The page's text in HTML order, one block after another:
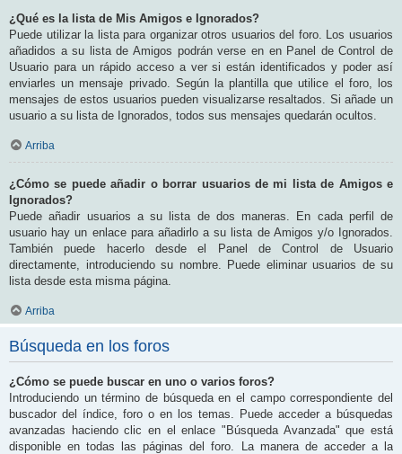
¿Qué es la lista de Mis Amigos e Ignorados?
Puede utilizar la lista para organizar otros usuarios del foro. Los usuarios
añadidos a su lista de Amigos podrán verse en en Panel de Control de
Usuario para un rápido acceso a ver si están identificados y poder así
enviarles un mensaje privado. Según la plantilla que utilice el foro, los
mensajes de estos usuarios pueden visualizarse resaltados. Si añade un
usuario a su lista de Ignorados, todos sus mensajes quedarán ocultos.
Arriba
¿Cómo se puede añadir o borrar usuarios de mi lista de Amigos e
Ignorados?
Puede añadir usuarios a su lista de dos maneras. En cada perfil de
usuario hay un enlace para añadirlo a su lista de Amigos y/o Ignorados.
También puede hacerlo desde el Panel de Control de Usuario
directamente, introduciendo su nombre. Puede eliminar usuarios de su
lista desde esta misma página.
Arriba
Búsqueda en los foros
¿Cómo se puede buscar en uno o varios foros?
Introduciendo un término de búsqueda en el campo correspondiente del
buscador del índice, foro o en los temas. Puede acceder a búsquedas
avanzadas haciendo clic en el enlace "Búsqueda Avanzada" que está
disponible en todas las páginas del foro. La manera de acceder a la